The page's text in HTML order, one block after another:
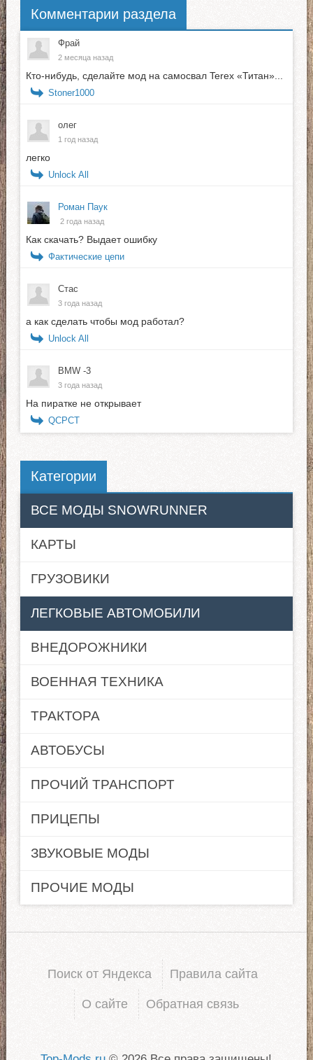
Комментарии раздела
Фрай
2 месяца назад
Кто-нибудь, сделайте мод на самосвал Terex «Титан»...
Stoner1000
олег
1 год назад
легко
Unlock All
Роман Паук
2 года назад
Как скачать? Выдает ошибку
Фактические цепи
Стас
3 года назад
а как сделать чтобы мод работал?
Unlock All
BMW -3
3 года назад
На пиратке не открывает
QСPCT
Категории
ВСЕ МОДЫ SNOWRUNNER
КАРТЫ
ГРУЗОВИКИ
ЛЕГКОВЫЕ АВТОМОБИЛИ
ВНЕДОРОЖНИКИ
ВОЕННАЯ ТЕХНИКА
ТРАКТОРА
АВТОБУСЫ
ПРОЧИЙ ТРАНСПОРТ
ПРИЦЕПЫ
ЗВУКОВЫЕ МОДЫ
ПРОЧИЕ МОДЫ
Поиск от Яндекса Правила сайта
О сайте Обратная связь